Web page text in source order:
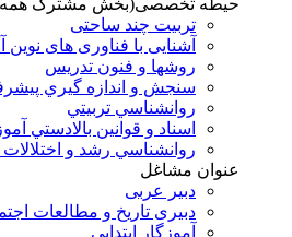
تربیت چند ساحتی
آشنایی با فناوری های
روشها و فنون تدريس
سنجش و اندازه گيري
روانشناسي تربيتي
اسناد و قوانين بالادستي
روانشناسي رشد و اختلالات
عنوان مشاغل
دبير عربی
دبیری تاریخ و مطالعات
آموزگار ابتدایی